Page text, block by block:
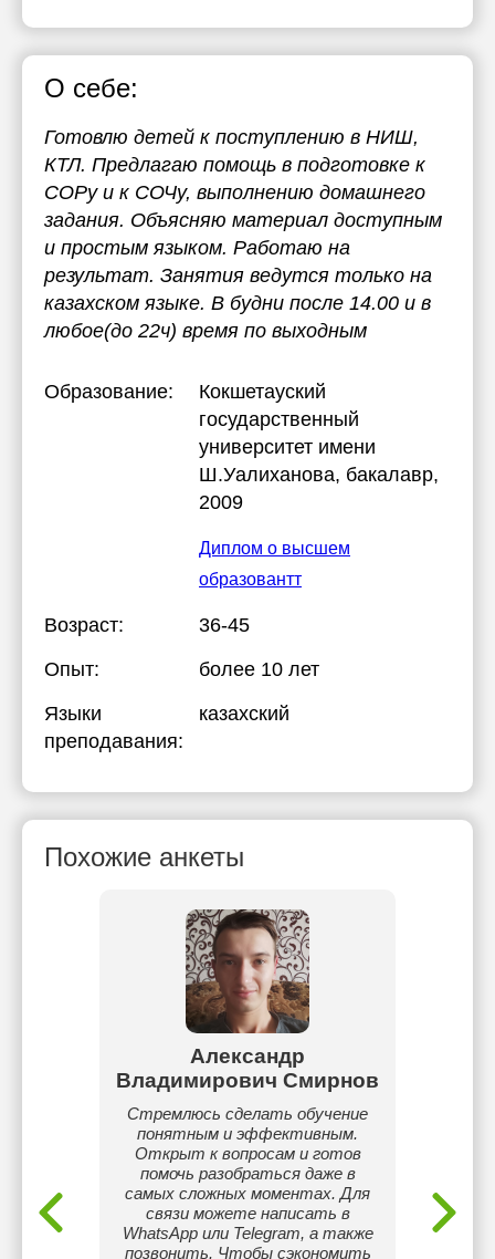
О себе:
Готовлю детей к поступлению в НИШ,
КТЛ. Предлагаю помощь в подготовке к
СОРу и к СОЧу, выполнению домашнего
задания. Объясняю материал доступным
и простым языком. Работаю на
результат. Занятия ведутся только на
казахском языке. В будни после 14.00 и в
любое(до 22ч) время по выходным
Образование:
Кокшетауский
государственный
университет имени
Ш.Уалиханова, бакалавр,
2009
Диплом о высшем
образовантт
Возраст:
36-45
Опыт:
более 10 лет
Языки
преподавания:
казахский
Похожие анкеты
Александр
Владимирович Смирнов
Стремлюсь сделать обучение
понятным и эффективным.
Открыт к вопросам и готов
помочь разобраться даже в
самых сложных моментах. Для
связи можете написать в
WhatsApp или Telegram, а также
позвонить. Чтобы сэкономить